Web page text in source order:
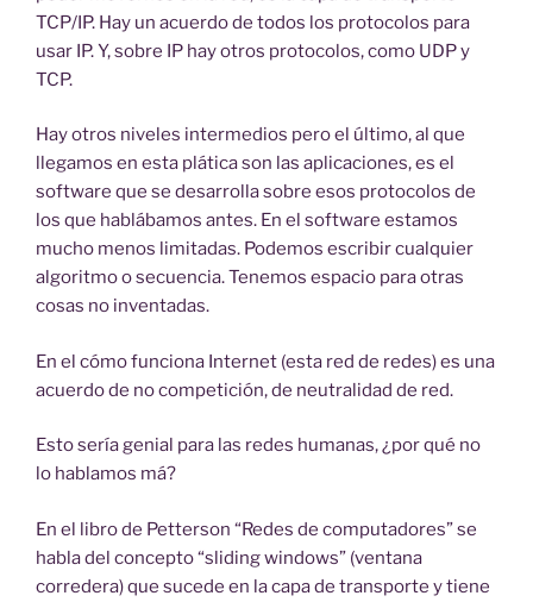
TCP/IP. Hay un acuerdo de todos los protocolos para
usar IP. Y, sobre IP hay otros protocolos, como UDP y
TCP.
Hay otros niveles intermedios pero el último, al que
llegamos en esta plática son las aplicaciones, es el
software que se desarrolla sobre esos protocolos de
los que hablábamos antes. En el software estamos
mucho menos limitadas. Podemos escribir cualquier
algoritmo o secuencia. Tenemos espacio para otras
cosas no inventadas.
En el cómo funciona Internet (esta red de redes) es una
acuerdo de no competición, de neutralidad de red.
Esto sería genial para las redes humanas, ¿por qué no
lo hablamos má?
En el libro de Petterson “Redes de computadores” se
habla del concepto “sliding windows” (ventana
corredera) que sucede en la capa de transporte y tiene